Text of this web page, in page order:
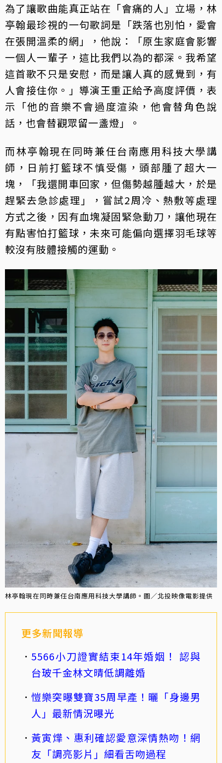
為了讓歌曲能真正站在「會痛的人」立場，林
亭翰最珍視的一句歌詞是「跌落也別怕，愛會
在張開溫柔的網」，他說：「原生家庭會影響
一個人一輩子，這比我們以為的都深。我希望
這首歌不只是安慰，而是讓人真的感覺到，有
人會接住你。」導演王重正給予高度評價，表
示「他的音樂不會過度渲染，他會替角色說
話，也會替觀眾留一盞燈」。
而林亭翰現在同時兼任台南應用科技大學講
師，日前打籃球不慎受傷，頭部腫了超大一
塊，「我還開車回家，但傷勢越腫越大，於是
趕緊去急診處理」，嘗試2周冷、熱敷等處理
方式之後，因有血塊凝固緊急動刀，讓他現在
有點害怕打籃球，未來可能偏向選擇羽毛球等
較沒有肢體接觸的運動。
林亭翰現在同時兼任台南應用科技大學講師。圖／北投映像電影提供
更多新聞報導
5566小刀證實結束14年婚姻！ 認與
台玻千金林文晴低調離婚
愷樂突曝雙寶35周早產！曬「身邊男
人」最新情況曝光
黃寅燁、惠利確認愛意深情熱吻！網
友「調亮影片」細看舌吻過程